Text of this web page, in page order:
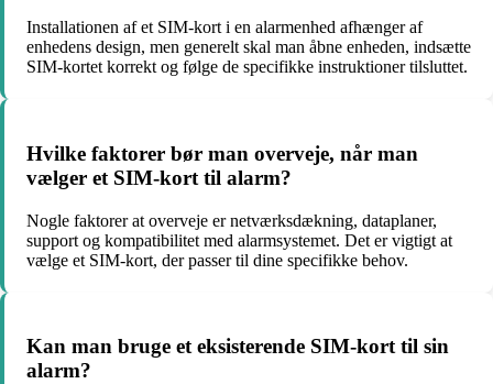
Installationen af et SIM-kort i en alarmenhed afhænger af
enhedens design, men generelt skal man åbne enheden, indsætte
SIM-kortet korrekt og følge de specifikke instruktioner tilsluttet.
Hvilke faktorer bør man overveje, når man
vælger et SIM-kort til alarm?
Nogle faktorer at overveje er netværksdækning, dataplaner,
support og kompatibilitet med alarmsystemet. Det er vigtigt at
vælge et SIM-kort, der passer til dine specifikke behov.
Kan man bruge et eksisterende SIM-kort til sin
alarm?